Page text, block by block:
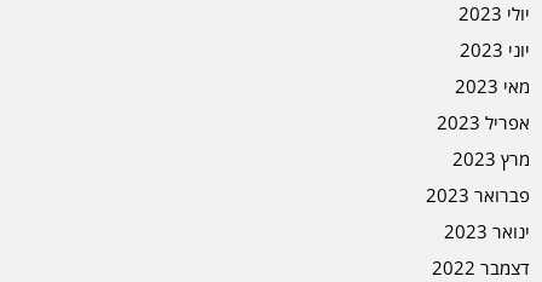
יולי 2023
יוני 2023
מאי 2023
אפריל 2023
מרץ 2023
פברואר 2023
ינואר 2023
דצמבר 2022